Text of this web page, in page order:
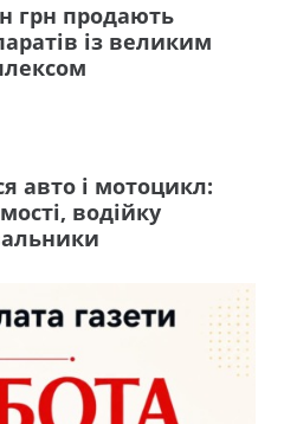
грн продають
із великим
авто і мотоцикл:
водійку